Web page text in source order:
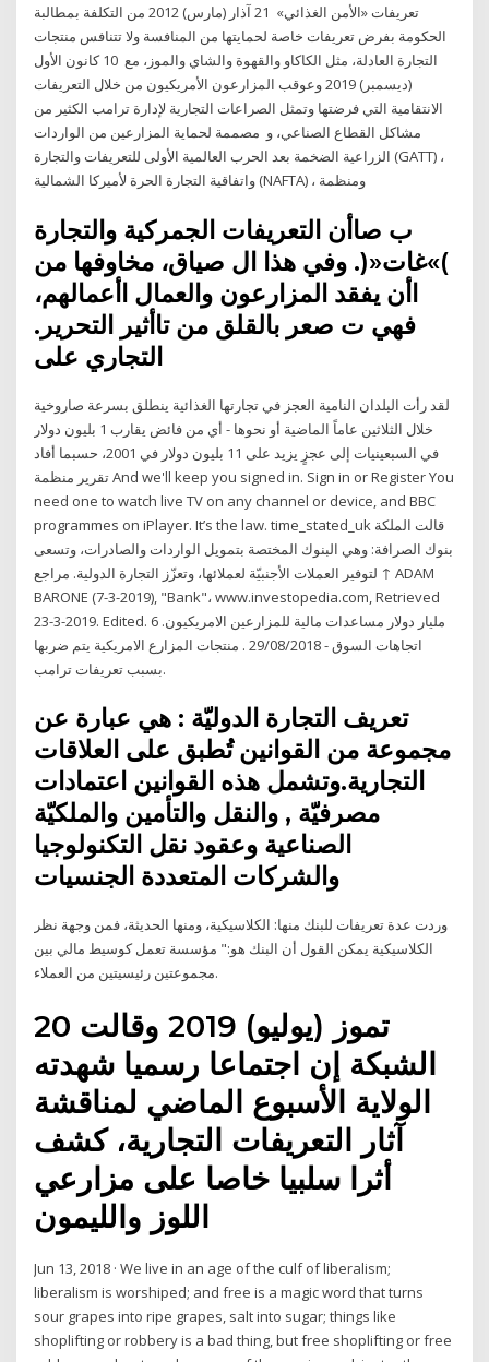
تعريفات «الأمن الغذائي» 21 آذار (مارس) 2012 من التكلفة بمطالبة
الحكومة بفرض تعريفات خاصة لحمايتها من المنافسة ولا تتنافس منتجات
التجارة العادلة، مثل الكاكاو والقهوة والشاي والموز، مع 10 كانون الأول
(ديسمبر) 2019 وعوقب المزارعون الأمريكيون من خلال التعريفات
الانتقامية التي فرضتها وتمثل الصراعات التجارية لإدارة ترامب الكثير من
مشاكل القطاع الصناعي، و مصممة لحماية المزارعين من الواردات
الزراعية الضخمة بعد الحرب العالمية الأولى للتعريفات والتجارة (GATT) ،
ب صاأن التعريفات الجمركية والتجارة
)»غات«(. وفي هذا ال صياق، مخاوفها من
اأن يفقد المزارعون والعمال اأعمالهم،
فهي ت صعر بالقلق من تاأثير التحرير.
لقد رأت البلدان النامية العجز في تجارتها الغذائية ينطلق بسرعة صاروخية
خلال الثلاثين عاماً الماضية أو نحوها - أي من فائض يقارب 1 بليون دولار
في السبعينيات إلى عجزٍ يزيد على 11 بليون دولار في 2001، حسبما أفاد
تقرير منظمة And we'll keep you signed in. Sign in or Register You
need one to watch live TV on any channel or device, and BBC
programmes on iPlayer. It’s the law. time_stated_uk قالت الملكة
بنوك الصرافة: وهي البنوك المختصة بتمويل الواردات والصادرات، وتسعى
لتوفير العملات الأجنبيّة لعملائها، وتعزّز التجارة الدولية. مراجع ↑ ADAM
BARONE (7-3-2019), "Bank"، www.investopedia.com, Retrieved
23-3-2019. Edited. 6 مليار دولار مساعدات مالية للمزارعين الامريكيون.
اتجاهات السوق - 29/08/2018 . منتجات المزارع الامريكية يتم ضربها
بسبب تعريفات ترامب.
تعريف التجارة الدوليّة : هي عبارة عن
مجموعة من القوانين تُطبق على العلاقات
التجارية.وتشمل هذه القوانين اعتمادات
مصرفيّة , والنقل والتأمين والملكيّة
الصناعية وعقود نقل التكنولوجيا
والشركات المتعددة الجنسيات
وردت عدة تعريفات للبنك منها: الكلاسيكية، ومنها الحديثة، فمن وجهة نظر
الكلاسيكية يمكن القول أن البنك هو:" مؤسسة تعمل كوسيط مالي بين
مجموعتين رئيسيتين من العملاء.
20 تموز (يوليو) 2019 وقالت
الشبكة إن اجتماعا رسميا شهدته
الولاية الأسبوع الماضي لمناقشة
آثار التعريفات التجارية، كشف
أثرا سلبيا خاصا على مزارعي
Jun 13, 2018 · We live in an age of the culf of liberalism;
liberalism is worshiped; and free is a magic word that turns
sour grapes into ripe grapes, salt into sugar; things like
shoplifting or robbery is a bad thing, but free shoplifting or free